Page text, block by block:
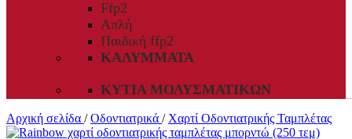
Ffp2
Απλή
Παιδική ffp2
ΚΑΛΎΜΜΑΤΑ
ΚΥΤΊΑ ΜΟΛΥΣΜΑΤΙΚΏΝ
Αρχική σελίδα / Οδοντιατρικά / Χαρτί Οδοντιατρικής Ταμπλέτας